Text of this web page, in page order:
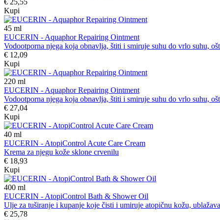
€ 25,55
Kupi
45 ml
EUCERIN - Aquaphor Repairing Ointment
Vodootporna njega koja obnavlja, štiti i smiruje suhu do vrlo suhu,
€ 12,09
Kupi
220 ml
EUCERIN - Aquaphor Repairing Ointment
Vodootporna njega koja obnavlja, štiti i smiruje suhu do vrlo suhu,
€ 27,04
Kupi
40 ml
EUCERIN - AtopiControl Acute Care Cream
Krema za njegu kože sklone crvenilu
€ 18,93
Kupi
400 ml
EUCERIN - AtopiControl Bath & Shower Oil
Ulje za tuširanje i kupanje koje čisti i umiruje atopičnu kožu,
€ 25,78